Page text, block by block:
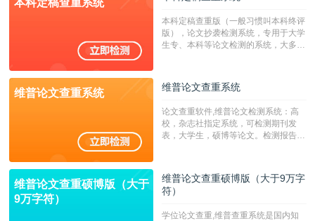
字符数30万）
本科定稿查重版（一般习惯叫本科终评
版），论文抄袭检测系统，专用于大学
生专、本科等论文检测的系统，大多数
维普论文查重系统 维普论文查重系统
论文查重软件,维普论文检测系统：高
校，杂志社指定系统，可检测期刊发
表，大学生，硕博等论文。检测报告支
维普论文查重硕博版（大于
9万字符）
维普论文查重硕博版（大于9万字
符）
学位论文查重,维普查重系统是国内知